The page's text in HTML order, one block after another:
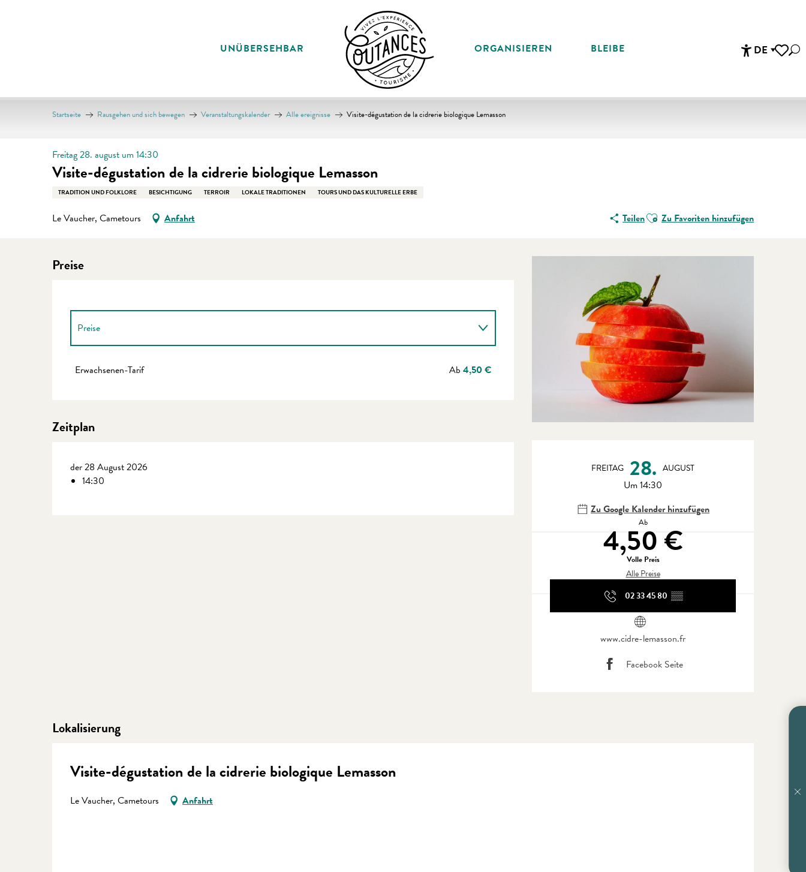
DE
UNÜBERSEHBAR ORGANISIEREN BLEIBE
Startseite Rausgehen und sich bewegen Veranstaltungskalender Alle ereignisse Visite-dégustation de la cidrerie biologique Lemasson
Freitag 28. august um 14:30
Visite-dégustation de la cidrerie biologique Lemasson
TRADITION UND FOLKLORE BESICHTIGUNG TERROIR LOKALE TRADITIONEN TOURS UND DAS KULTURELLE ERBE
Le Vaucher, Cametours Anfahrt TeilenAjouter aux favoris
Zu Favoriten hinzufügen
Öffnungszeiten &
FREITAG 28. AUGUST
Um 14:30
Zu Google Kalender hinzufügen
Ab
4,50 €
Volle Preis
Alle Preise
02 33 45 80 ▒▒
www.cidre-lemasson.fr
Facebook Seite
Preise
Preise
Preise 2027
Erwachsenen-Tarif Ab4,50 €
Zeitplan
der 28 August 2026
14:30
Lokalisierung
Visite-dégustation de la cidrerie biologique Lemasson
Le Vaucher, Cametours Anfahrt